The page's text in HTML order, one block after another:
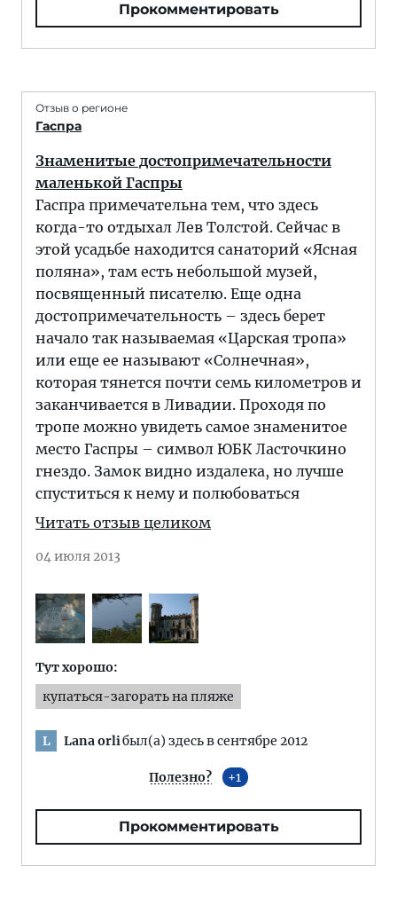
Прокомментировать
Отзыв о регионе
Гаспра
Знаменитые достопримечательности
маленькой Гаспры
Гаспра примечательна тем, что здесь
когда-то отдыхал Лев Толстой. Сейчас в
этой усадьбе находится санаторий «Ясная
поляна», там есть небольшой музей,
посвященный писателю. Еще одна
достопримечательность – здесь берет
начало так называемая «Царская тропа»
или еще ее называют «Солнечная»,
которая тянется почти семь километров и
заканчивается в Ливадии. Проходя по
тропе можно увидеть самое знаменитое
место Гаспры – символ ЮБК Ласточкино
гнездо. Замок видно издалека, но лучше
спуститься к нему и полюбоваться
Читать отзыв целиком
04 июля 2013
Тут хорошо:
купаться-загорать на пляже
L Lana orliбыл(а) здесь в сентябре 2012
Полезно? 1
Прокомментировать